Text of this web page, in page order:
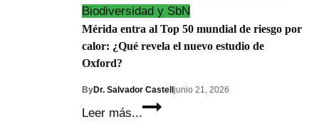
Biodiversidad y SbN
Mérida entra al Top 50 mundial de riesgo por
calor: ¿Qué revela el nuevo estudio de
Oxford?
ByDr. Salvador Castell junio 21, 2026
Leer más...
Mérida